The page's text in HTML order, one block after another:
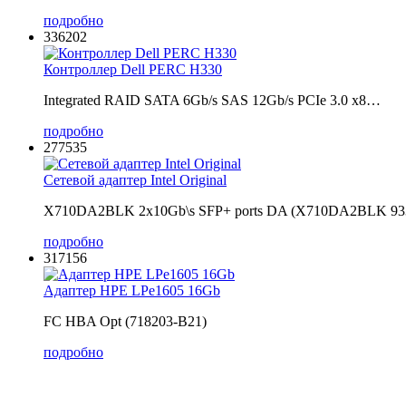
подробно
336202
Контроллер Dell PERC H330
Integrated RAID SATA 6Gb/s SAS 12Gb/s PCIe 3.0 x8…
подробно
277535
Сетевой адаптер Intel Original
X710DA2BLK 2x10Gb\s SFP+ ports DA (X710DA2BLK
подробно
317156
Адаптер HPE LPe1605 16Gb
FC HBA Opt (718203-B21)
подробно